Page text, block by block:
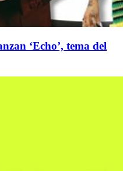
‘Echo’, tema del